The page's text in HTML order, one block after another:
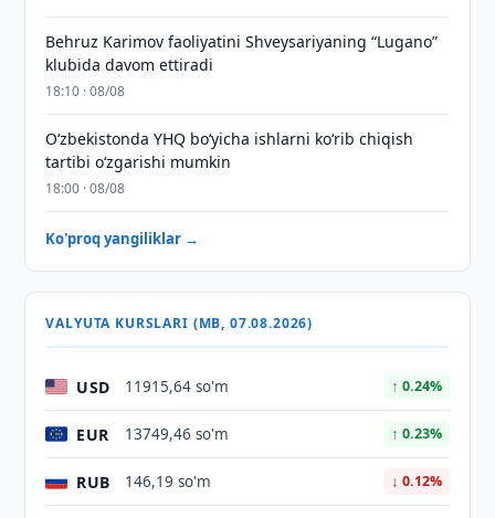
Behruz Karimov faoliyatini Shveysariyaning “Lugano”
klubida davom ettiradi
18:10 · 08/08
O‘zbekistonda YHQ bo‘yicha ishlarni ko‘rib chiqish
tartibi o‘zgarishi mumkin
18:00 · 08/08
Ko'proq yangiliklar →
VALYUTA KURSLARI (MB, 07.08.2026)
USD 11915,64 so'm ↑ 0.24%
EUR 13749,46 so'm ↑ 0.23%
RUB 146,19 so'm ↓ 0.12%